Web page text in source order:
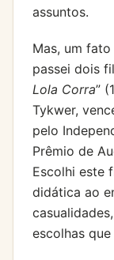
assuntos.
Mas, um
passei dois
Lola Corra”
Tykwer,
pelo
Prêmio de
Escolhi este
didática ao
escolhas